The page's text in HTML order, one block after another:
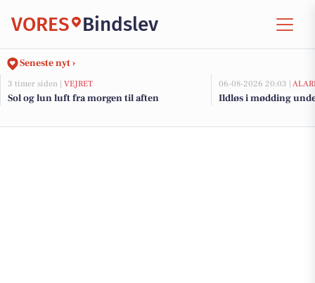
VORES Bindslev
Seneste nyt ›
3 timer siden | VEJRET
Sol og lun luft fra morgen til aften
06-08-2026 20:03 |
Ildløs i mødding